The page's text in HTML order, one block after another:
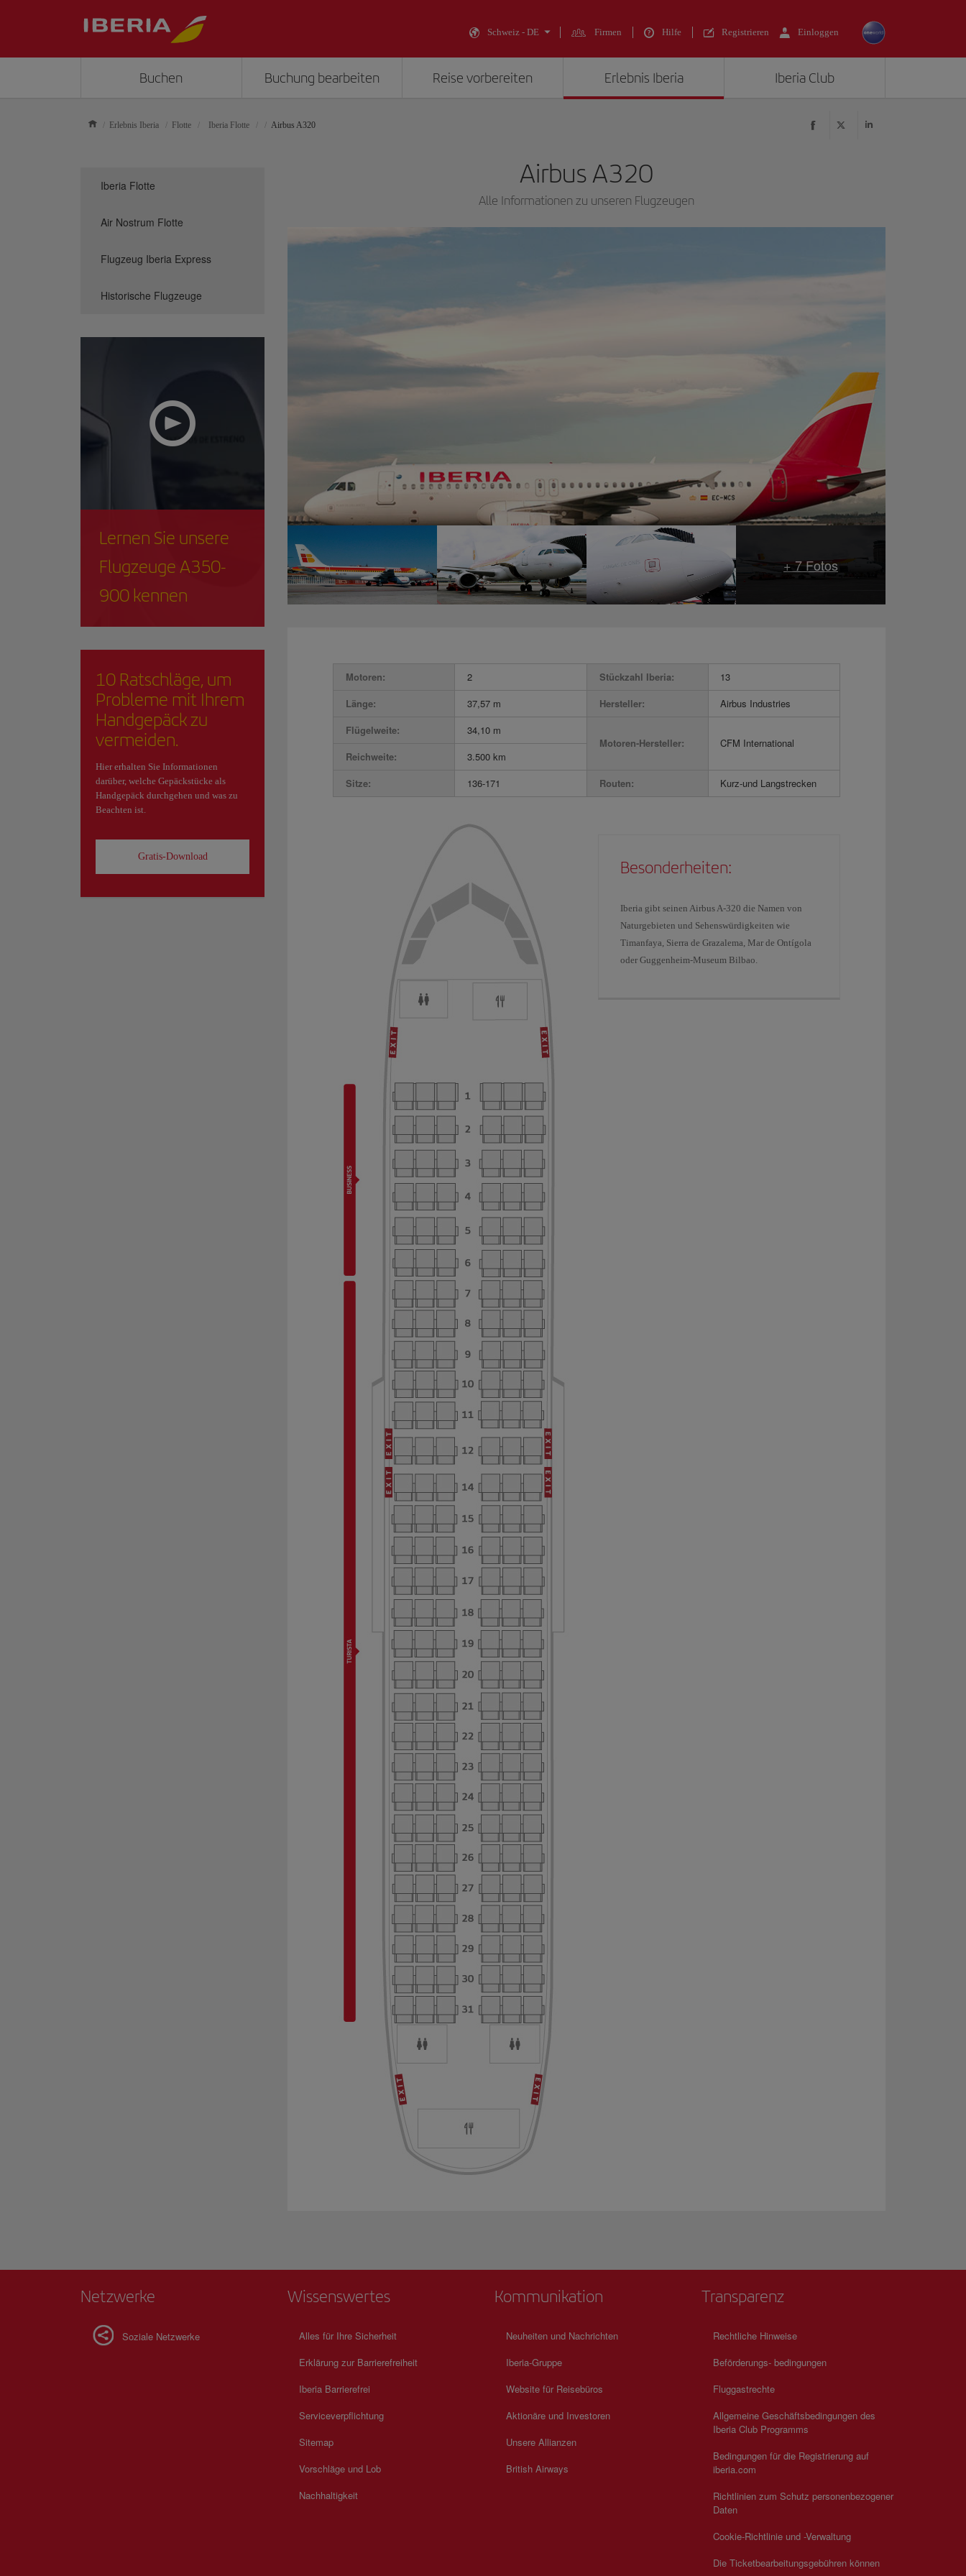
Schweiz - DE Firmen Hilfe Registrieren Einloggen
Buchen Buchung bearbeiten Reise vorbereiten Erlebnis Iberia Iberia Club
Erlebnis Iberia Flotte Iberia Flotte Airbus A320
Airbus A320
Alle Informationen zu unseren Flugzeugen
Motoren: 2 Stückzahl Iberia:
13
Länge:
37,57 m Hersteller:
Airbus Industries
Flügelweite:
34,10 m
Motoren-Hersteller:
CFM International
Reichweite:
3.500 km
Sitze:
136-171 Routen: Kurz-und Langstrecken
Besonderheiten:
Iberia gibt seinen Airbus A-320 die Namen von
Naturgebieten und Sehenswürdigkeiten wie
Timanfaya, Sierra de Grazalema, Mar de Ontígola
oder Guggenheim-Museum Bilbao.
Iberia Flotte
Air Nostrum Flotte
Flugzeug Iberia Express
Historische Flugzeuge
Lernen Sie unsere
Flugzeuge A350-
900 kennen
10 Ratschläge, um
Probleme mit Ihrem
Handgepäck zu
vermeiden.
Hier erhalten Sie Informationen
darüber, welche Gepäckstücke als
Handgepäck durchgehen und was zu
Beachten ist.
Gratis-Download
Netzwerke
Soziale Netzwerke
Wissenswertes
Alles für Ihre Sicherheit
Erklärung zur Barrierefreiheit
Iberia Barrierefrei
Serviceverpflichtung
Sitemap
Vorschläge und Lob
Nachhaltigkeit
Kommunikation
Neuheiten und Nachrichten
Iberia-Gruppe
Website für Reisebüros
Aktionäre und Investoren
Unsere Allianzen
British Airways
Transparenz
Rechtliche Hinweise
Beförderungs- bedingungen
Fluggastrechte
Allgemeine Geschäftsbedingungen des
Iberia Club Programms
Bedingungen für die Registrierung auf
iberia.com
Richtlinien zum Schutz personenbezogener
Daten
Cookie-Richtlinie und -Verwaltung
Die Ticketbearbeitungsgebühren können